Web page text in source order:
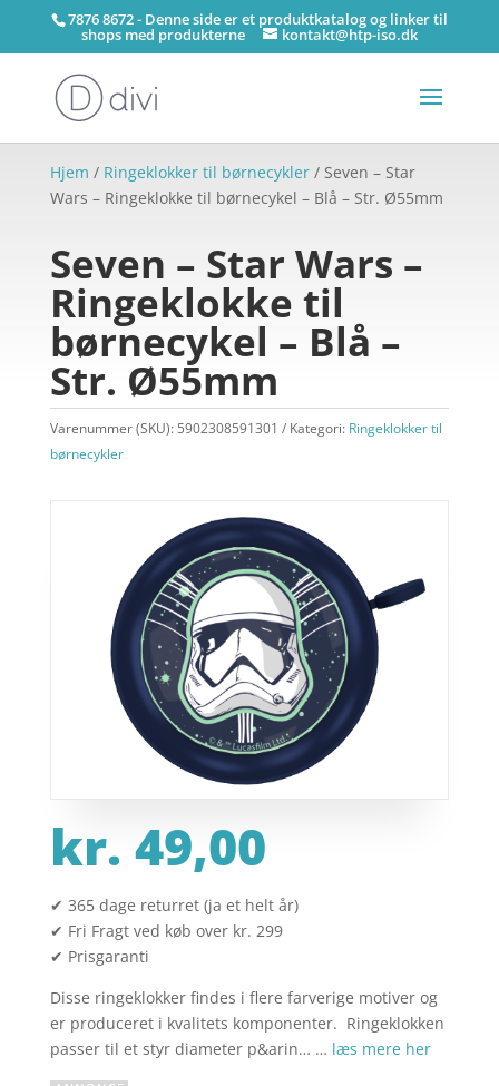
7876 8672 - Denne side er et produktkatalog og linker til
shops med produkterne kontakt@htp-iso.dk
Hjem / Ringeklokker til børnecykler/ Seven – Star
Wars – Ringeklokke til børnecykel – Blå – Str. Ø55mm
Seven – Star Wars –
Ringeklokke til
børnecykel – Blå –
Str. Ø55mm
Varenummer (SKU): 5902308591301 Kategori: Ringeklokker til
børnecykler
kr. 49,00
✔ 365 dage returret (ja et helt år)
✔ Fri Fragt ved køb over kr. 299
✔ Prisgaranti
Disse ringeklokker findes i flere farverige motiver og
er produceret i kvalitets komponenter. Ringeklokken
passer til et styr diameter p&arin… … læs mere her